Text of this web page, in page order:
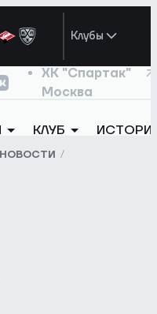
Клубы
ХК "Спартак"
Москва
КЛУБ
НОВОСТИ